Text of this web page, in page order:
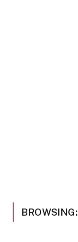
BROWSING: